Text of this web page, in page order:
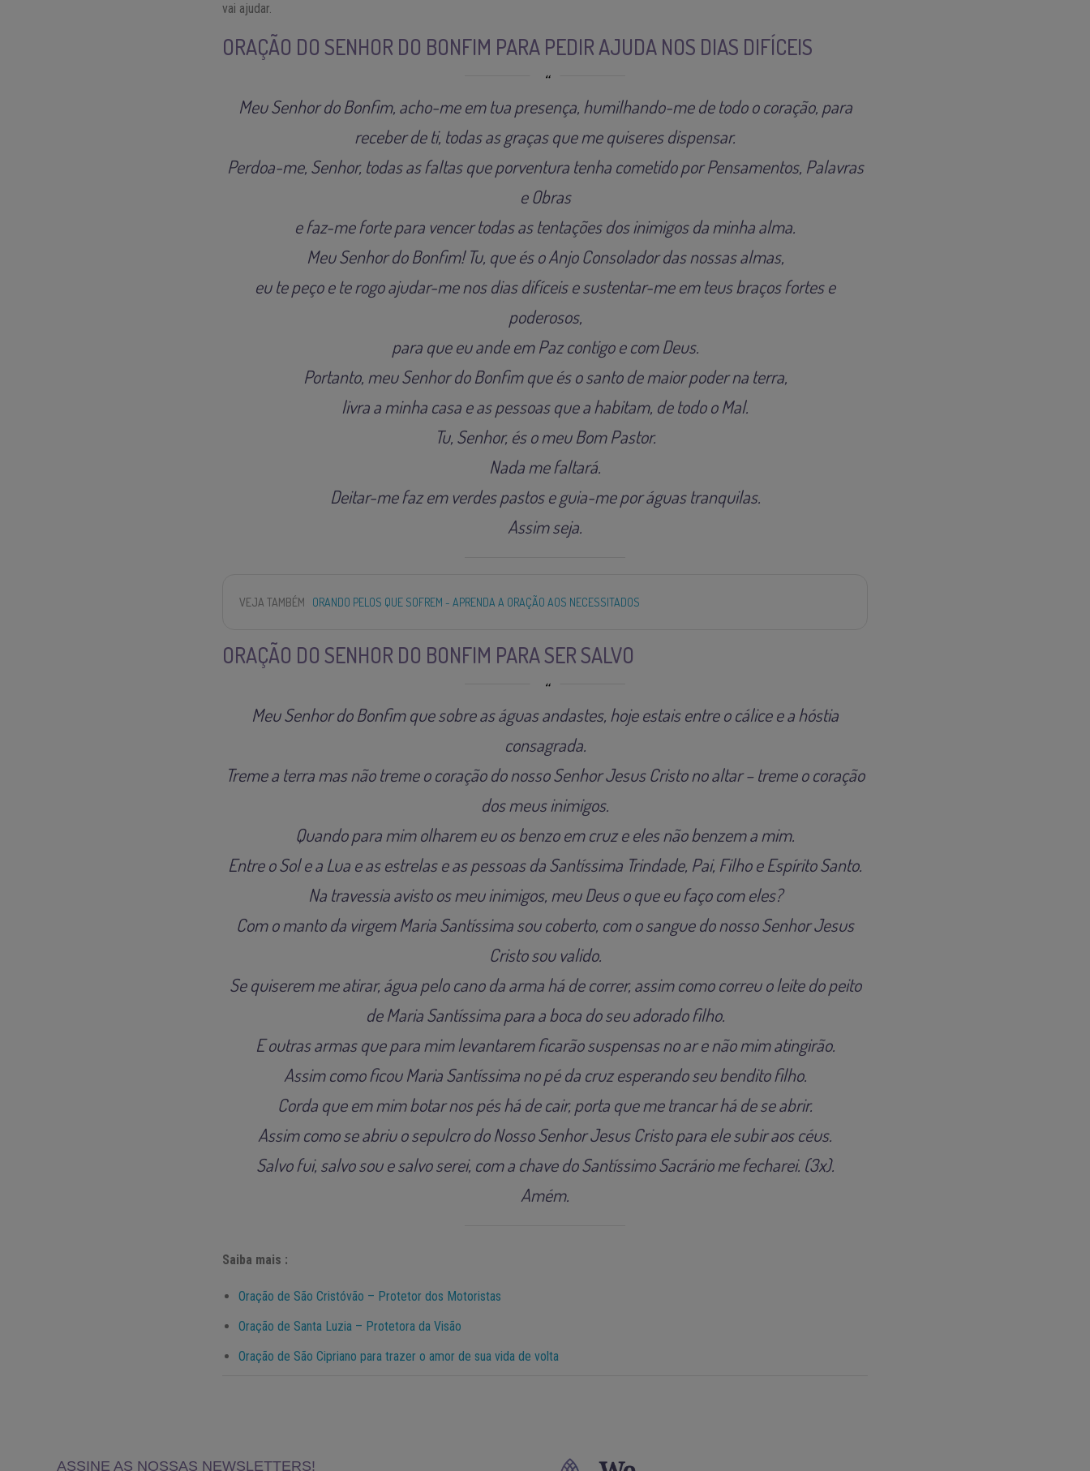
vai ajudar.
ORAÇÃO DO SENHOR DO BONFIM PARA PEDIR AJUDA NOS DIAS DIFÍCEIS
Meu Senhor do Bonfim, acho-me em tua presença, humilhando-me de todo o coração, para
receber de ti, todas as graças que me quiseres dispensar.
Perdoa-me, Senhor, todas as faltas que porventura tenha cometido por Pensamentos, Palavras
e Obras
e faz-me forte para vencer todas as tentações dos inimigos da minha alma.
Meu Senhor do Bonfim! Tu, que és o Anjo Consolador das nossas almas,
eu te peço e te rogo ajudar-me nos dias difíceis e sustentar-me em teus braços fortes e
poderosos,
para que eu ande em Paz contigo e com Deus.
Portanto, meu Senhor do Bonfim que és o santo de maior poder na terra,
livra a minha casa e as pessoas que a habitam, de todo o Mal.
Tu, Senhor, és o meu Bom Pastor.
Nada me faltará.
Deitar-me faz em verdes pastos e guia-me por águas tranquilas.
Assim seja.
VEJA TAMBÉM ORANDO PELOS QUE SOFREM - APRENDA A ORAÇÃO AOS NECESSITADOS
ORAÇÃO DO SENHOR DO BONFIM PARA SER SALVO
Meu Senhor do Bonfim que sobre as águas andastes, hoje estais entre o cálice e a hóstia
consagrada.
Treme a terra mas não treme o coração do nosso Senhor Jesus Cristo no altar – treme o coração
dos meus inimigos.
Quando para mim olharem eu os benzo em cruz e eles não benzem a mim.
Entre o Sol e a Lua e as estrelas e as pessoas da Santíssima Trindade, Pai, Filho e Espírito Santo.
Na travessia avisto os meu inimigos, meu Deus o que eu faço com eles?
Com o manto da virgem Maria Santíssima sou coberto, com o sangue do nosso Senhor Jesus
Cristo sou valido.
Se quiserem me atirar, água pelo cano da arma há de correr, assim como correu o leite do peito
de Maria Santíssima para a boca do seu adorado filho.
E outras armas que para mim levantarem ficarão suspensas no ar e não mim atingirão.
Assim como ficou Maria Santíssima no pé da cruz esperando seu bendito filho.
Corda que em mim botar nos pés há de cair, porta que me trancar há de se abrir.
Assim como se abriu o sepulcro do Nosso Senhor Jesus Cristo para ele subir aos céus.
Salvo fui, salvo sou e salvo serei, com a chave do Santíssimo Sacrário me fecharei. (3x).
Amém.
Saiba mais :
Oração de São Cristóvão – Protetor dos Motoristas
Oração de Santa Luzia – Protetora da Visão
Oração de São Cipriano para trazer o amor de sua vida de volta